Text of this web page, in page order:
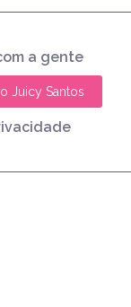
a gente
Juicy Santos